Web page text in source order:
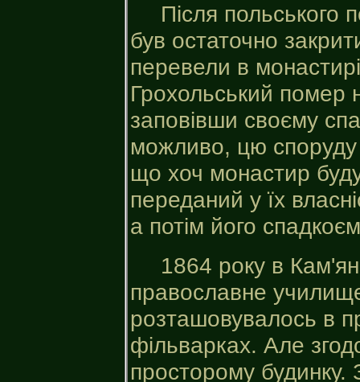
Після польського
був остаточно
перевели в
Грохольський помер
заповівши своєму
можливо, цю споруду
що хоч монастир
переданий у їх
а потім його
1864 року в
православне
розташовувалось в
фільварках. Але
просторому